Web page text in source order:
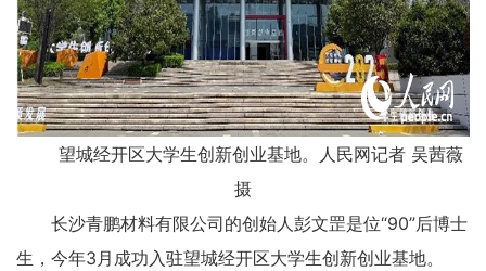
望城经开区大学生创新创业基地。人民网记者 吴茜薇
摄
长沙青鹏材料有限公司的创始人彭文罡是位“90”后博士
生，今年3月成功入驻望城经开区大学生创新创业基地。